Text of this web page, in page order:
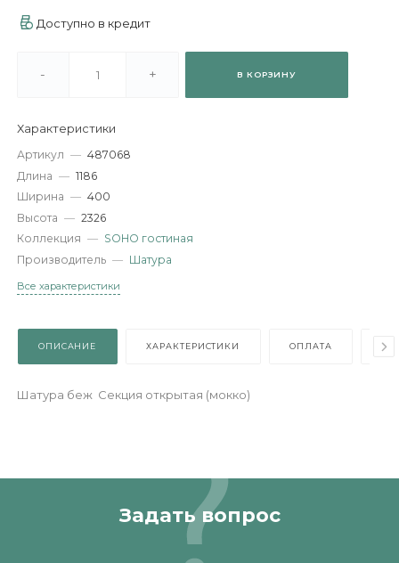
Доступно в кредит
-
Характеристики
Артикул — 487068
Длина —
1186
Ширина —
400
Высота — 2326
Производитель
Все характеристики
Шатура беж Секция открытая (мокко)
Задать вопрос